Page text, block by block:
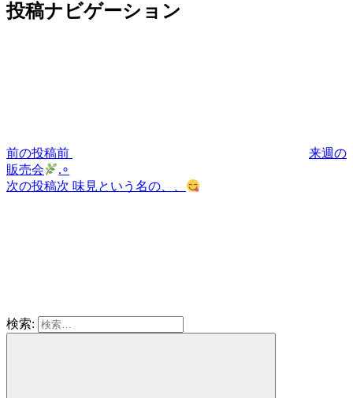
投稿ナビゲーション
前の投稿前
来週の
販売会
.∘
次の投稿次 味見という名の、、
検索: